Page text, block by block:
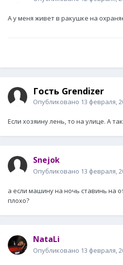
А у меня живет в ракушке на
Гость Grendizer
Опубликовано 13 февраля,
Если хозяину лень, то на улице. А
Snejok
Опубликовано 13 февраля,
а если машину на ночь ставинь на
плохо?
NataLi
Опубликовано 13 февраля,